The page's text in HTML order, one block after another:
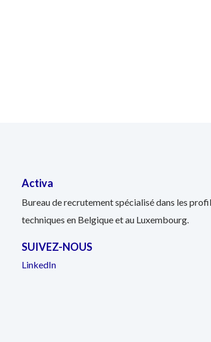
Activa
Bureau de recrutement spécialisé dans les
techniques en Belgique et au Luxembourg.
SUIVEZ-NOUS
LinkedIn